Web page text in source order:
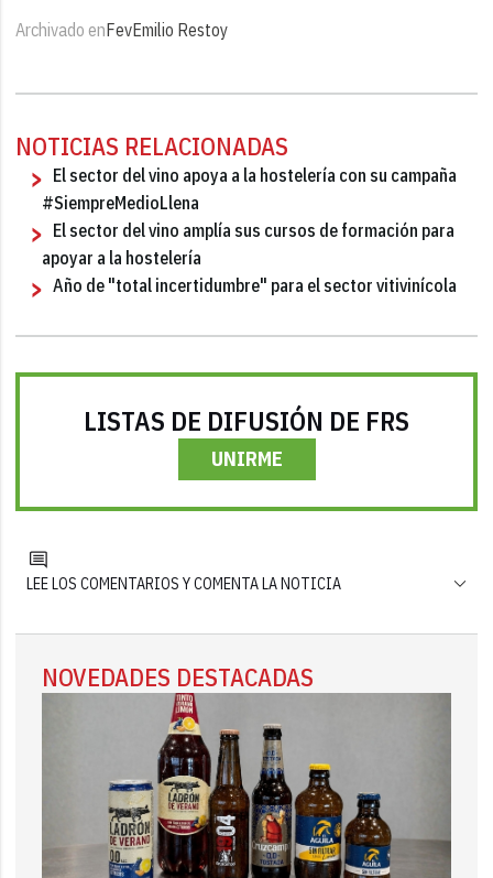
Archivado enFevEmilio Restoy
NOTICIAS RELACIONADAS
El sector del vino apoya a la hostelería con su campaña
#SiempreMedioLlena
El sector del vino amplía sus cursos de formación para
apoyar a la hostelería
Año de "total incertidumbre" para el sector vitivinícola
LISTAS DE DIFUSIÓN DE FRS
UNIRME
LEE LOS COMENTARIOS Y COMENTA LA NOTICIA
NOVEDADES DESTACADAS